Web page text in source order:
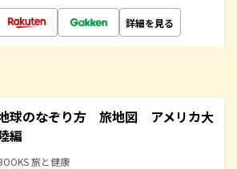
詳細を見る
球のなぞり方 旅地図 アメリカ大
編
旅と健康